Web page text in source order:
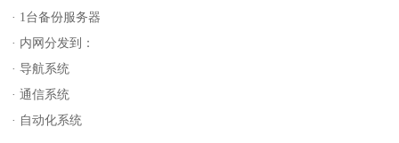
· 1台备份服务器
· 内网分发到：
· 导航系统
·通信系统
· 自动化系统